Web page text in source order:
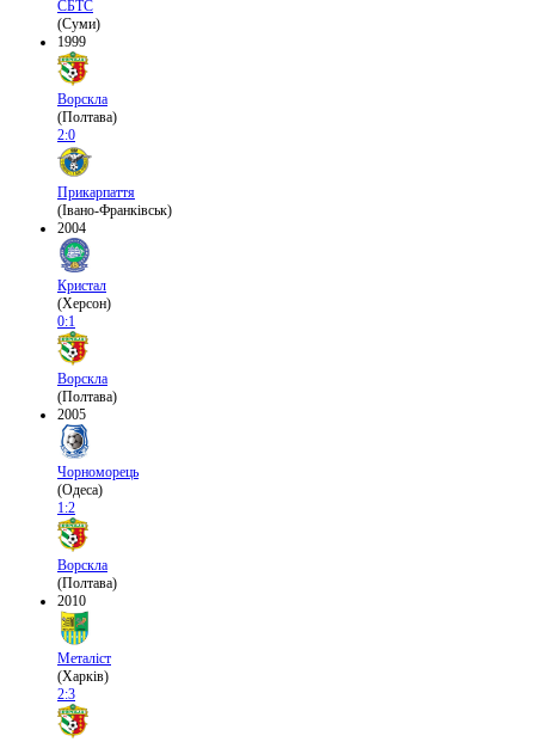
СБТС
(Суми)
1999
Ворскла
(Полтава)
2:0
Прикарпаття
(Івано-Франківськ)
2004
Кристал
(Херсон)
0:1
Ворскла
(Полтава)
2005
Чорноморець
(Одеса)
1:2
Ворскла
(Полтава)
2010
Металіст
(Харків)
2:3